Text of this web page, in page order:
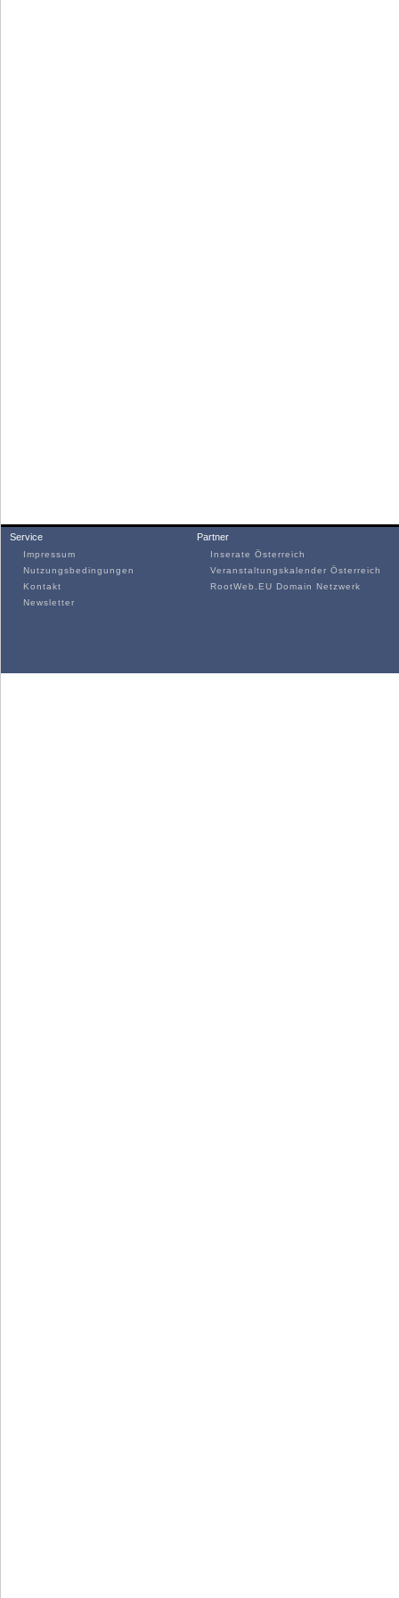
Service
Impressum
Nutzungsbedingungen
Kontakt
Newsletter
Partner
Inserate Österreich
Veranstaltungskalender Österreich
RootWeb.EU Domain Netzwerk